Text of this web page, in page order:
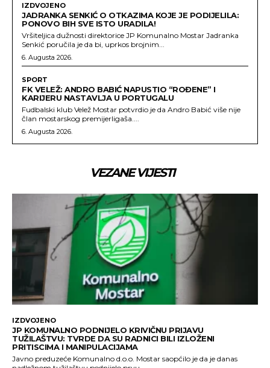
IZDVOJENO
JADRANKA SENKIĆ O OTKAZIMA KOJE JE PODIJELILA:
PONOVO BIH SVE ISTO URADILA!
Vršiteljica dužnosti direktorice JP Komunalno Mostar Jadranka
Senkić poručila je da bi, uprkos brojnim...
6. Augusta 2026.
SPORT
FK VELEŽ: ANDRO BABIĆ NAPUSTIO “ROĐENE” I
KARIJERU NASTAVLJA U PORTUGALU
Fudbalski klub Velež Mostar potvrdio je da Andro Babić više nije
član mostarskog premijerligaša....
6. Augusta 2026.
VEZANE VIJESTI
IZDVOJENO
JP KOMUNALNO PODNIJELO KRIVIČNU PRIJAVU
TUŽILAŠTVU: TVRDE DA SU RADNICI BILI IZLOŽENI
PRITISCIMA I MANIPULACIJAMA
Javno preduzeće Komunalno d.o.o. Mostar saopćilo je da je danas